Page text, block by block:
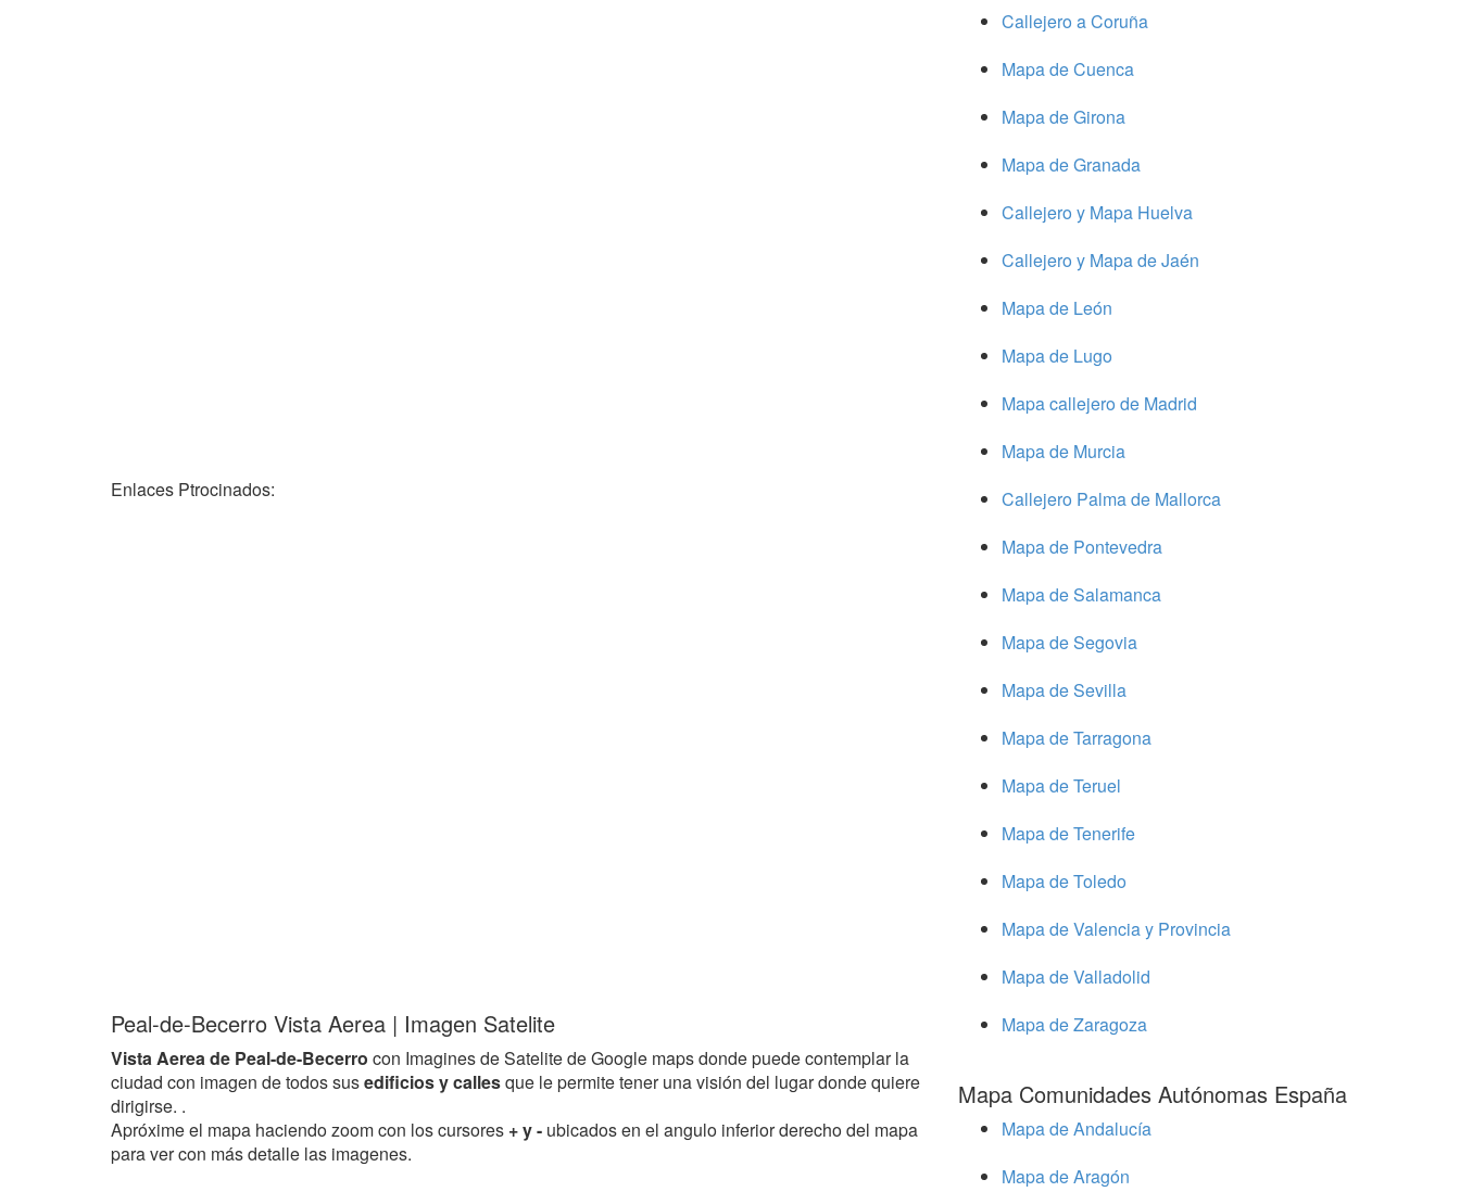
Enlaces Ptrocinados:
Peal-de-Becerro Vista Aerea | Imagen Satelite
Vista Aerea de Peal-de-Becerro con Imagines de Satelite de Google maps donde puede contemplar la
ciudad con imagen de todos susedificios y callesque le permite tener una visión del lugar donde quiere
dirigirse. .
Apróxime el mapa haciendo zoom con los cursores + y - ubicados en el angulo inferior derecho del mapa
para ver con más detalle las imagenes.
Callejero a Coruña
Mapa de Cuenca
Mapa de Girona
Mapa de Granada
Callejero y Mapa Huelva
Callejero y Mapa de Jaén
Mapa de León
Mapa de Lugo
Mapa callejero de Madrid
Mapa de Murcia
Callejero Palma de Mallorca
Mapa de Pontevedra
Mapa de Salamanca
Mapa de Segovia
Mapa de Sevilla
Mapa de Tarragona
Mapa de Teruel
Mapa de Tenerife
Mapa de Toledo
Mapa de Valencia y Provincia
Mapa de Valladolid
Mapa de Zaragoza
Mapa Comunidades Autónomas España
Mapa de Andalucía
Mapa de Aragón